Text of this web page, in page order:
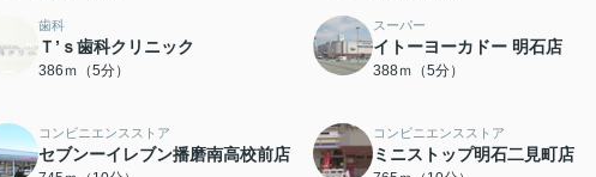
歯科
Ｔ’ｓ歯科クリニック
386ｍ（5分）
スーパー
イトーヨーカドー 明石店
388ｍ（5分）
コンビニエンスストア
セブンーイレブン播磨南高校前店
コンビニエンスストア
ミニストップ明石二見町店